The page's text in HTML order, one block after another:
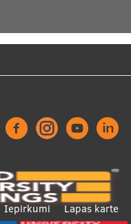
Iepirkumi Lapas karte